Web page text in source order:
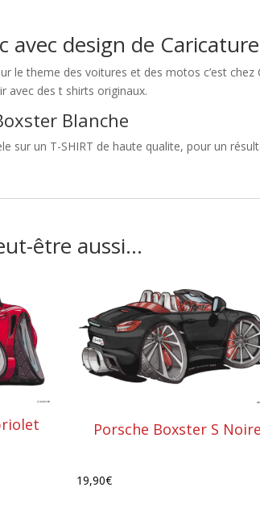
avec design de
le theme des voitures et des motos c’est chez
avec des t shirts originaux.
Blanche
sur un T-SHIRT de haute qualite, pour un
être aussi…
Porsche Boxster S Noire
19,90€